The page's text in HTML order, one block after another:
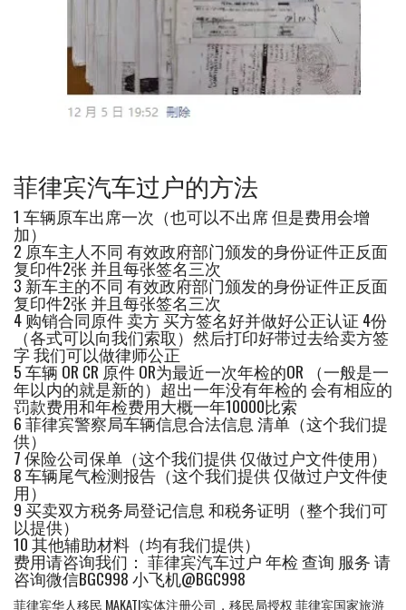
菲律宾汽车过户的方法
1 车辆原车出席一次（也可以不出席 但是费用会增
加）
2 原车主人不同 有效政府部门颁发的身份证件正反面
复印件2张 并且每张签名三次
3 新车主的不同 有效政府部门颁发的身份证件正反面
复印件2张 并且每张签名三次
4 购销合同原件 卖方 买方签名好并做好公正认证 4份
（各式可以向我们索取）然后打印好带过去给卖方签
字 我们可以做律师公正
5 车辆 OR CR 原件 OR为最近一次年检的OR （一般是一
年以内的就是新的）超出一年没有年检的 会有相应的
罚款费用和年检费用大概一年10000比索
6 菲律宾警察局车辆信息合法信息 清单（这个我们提
供）
7 保险公司保单（这个我们提供 仅做过户文件使用）
8 车辆尾气检测报告（这个我们提供 仅做过户文件使
用）
9 买卖双方税务局登记信息 和税务证明（整个我们可
以提供）
10 其他辅助材料（均有我们提供）
费用请咨询我们： 菲律宾汽车过户 年检 查询 服务 请
咨询微信BGC998 小飞机@BGC998
菲律宾华人移民 MAKATI实体注册公司，移民局授权 菲律宾国家旅游